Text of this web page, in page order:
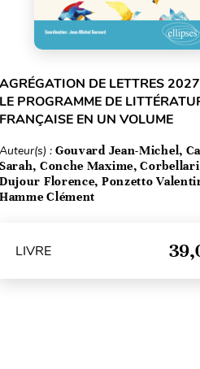
AGRÉGATION DE LETTRES
LE PROGRAMME DE
FRANÇAISE EN UN VOLUME
Auteur(s) : Gouvard Jean-Michel,
Sarah, Conche Maxime,
Dujour Florence, Ponzetto
Hamme Clément
LIVRE